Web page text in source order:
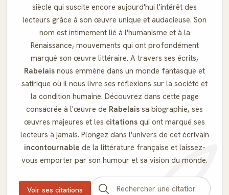
siècle qui suscite encore aujourd'hui l'intérêt des
lecteurs grâce à son œuvre unique et audacieuse. Son
nom est intimement lié à l'humanisme et à la
Renaissance, mouvements qui ont profondément
marqué son œuvre littéraire. A travers ses écrits,
Rabelais nous emmène dans un monde fantasque et
satirique où il nous livre ses réflexions sur la société et
la condition humaine. Découvrez dans cette page
consacrée à l'œuvre de Rabelais sa biographie, ses
œuvres majeures et les citations qui ont marqué ses
lecteurs à jamais. Plongez dans l'univers de cet écrivain
incontournable de la littérature française et laissez-
vous emporter par son humour et sa vision du monde.
Voir ses citations